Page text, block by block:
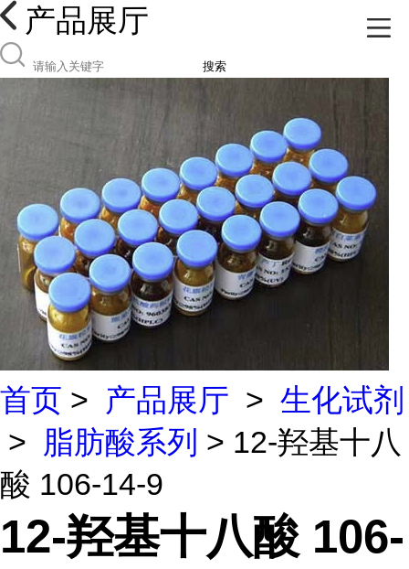
产品展厅
搜索
首页 > 产品展厅 > 生化试剂
> 脂肪酸系列 > 12-羟基十八
酸 106-14-9
12-羟基十八酸 106-